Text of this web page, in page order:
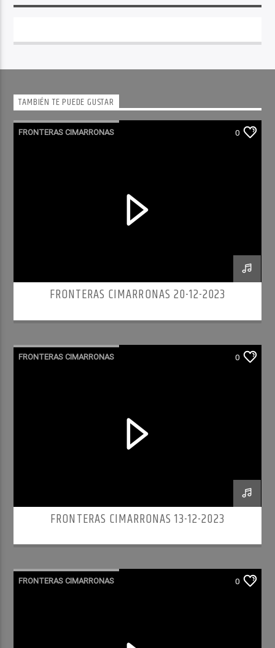
TAMBIÉN TE PUEDE GUSTAR
FRONTERAS CIMARRONAS 0
FRONTERAS CIMARRONAS 20-12-2023
FRONTERAS CIMARRONAS 0
FRONTERAS CIMARRONAS 13-12-2023
FRONTERAS CIMARRONAS 0